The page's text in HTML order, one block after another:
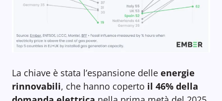
La chiave è stata l’espansione delle energie
rinnovabili, che hanno coperto il 46% della